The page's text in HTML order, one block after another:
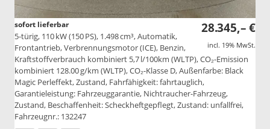
28.345,– €
incl. 19% MwSt.
sofort lieferbar
5-türig, 110 kW (150 PS), 1.498 cm³, Automatik,
Frontantrieb, Verbrennungsmotor (ICE), Benzin,
Kraftstoffverbrauch kombiniert 5,7 l/100km (WLTP), CO₂-Emission
kombiniert 128.00 g/km (WLTP), CO₂-Klasse D, Außenfarbe: Black
Magic Perleffekt, Zustand, Fahrfähigkeit: fahrtauglich,
Garantieleistung: Fahrzeuggarantie, Nichtraucher-Fahrzeug,
Zustand, Beschaffenheit: Scheckheftgepflegt, Zustand: unfallfrei,
Fahrzeugnr.: 132247